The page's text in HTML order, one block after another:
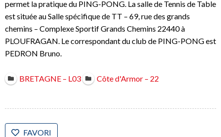
permet la pratique du PING-PONG. La salle de Tennis de Table
est située au Salle spécifique de TT – 69, rue des grands
chemins – Complexe Sportif Grands Chemins 22440 à
PLOUFRAGAN. Le correspondant du club de PING-PONG est
PEDRON Bruno.
BRETAGNE – L03 Côte d'Armor – 22
FAVORI